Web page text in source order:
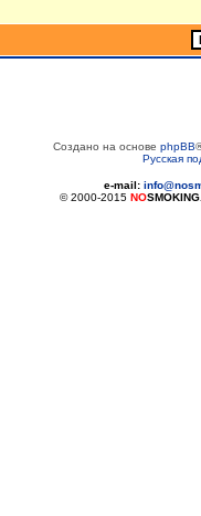
Создано на основе phpBB
Русская
e-mail:
© 2000-2015 NO